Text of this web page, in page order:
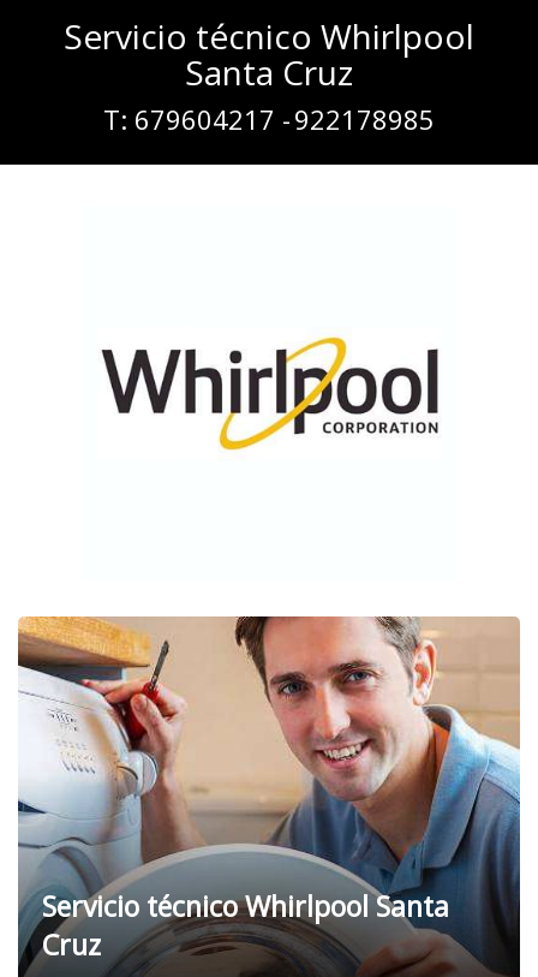
Servicio técnico Whirlpool
Santa Cruz
T: 679604217 -922178985
Servicio técnico Whirlpool Santa
Cruz